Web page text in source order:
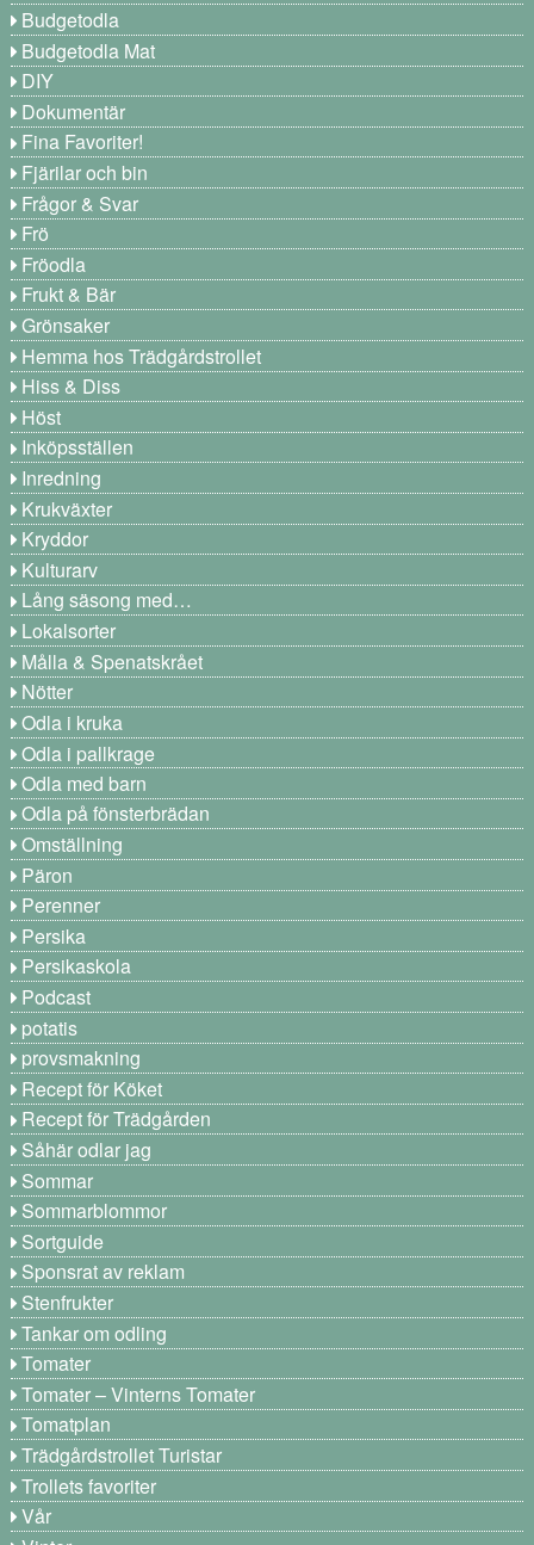
Budgetodla
Budgetodla Mat
DIY
Dokumentär
Fina Favoriter!
Fjärilar och bin
Frågor & Svar
Frö
Fröodla
Frukt & Bär
Grönsaker
Hemma hos Trädgårdstrollet
Hiss & Diss
Höst
Inköpsställen
Inredning
Krukväxter
Kryddor
Kulturarv
Lång säsong med…
Lokalsorter
Målla & Spenatskrået
Nötter
Odla i kruka
Odla i pallkrage
Odla med barn
Odla på fönsterbrädan
Omställning
Päron
Perenner
Persika
Persikaskola
Podcast
potatis
provsmakning
Recept för Köket
Recept för Trädgården
Såhär odlar jag
Sommar
Sommarblommor
Sortguide
Sponsrat av reklam
Stenfrukter
Tankar om odling
Tomater
Tomater – Vinterns Tomater
Tomatplan
Trädgårdstrollet Turistar
Trollets favoriter
Vår